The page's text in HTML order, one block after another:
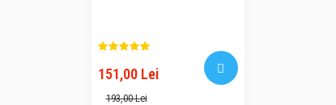
151,00 Lei
193,00 Lei